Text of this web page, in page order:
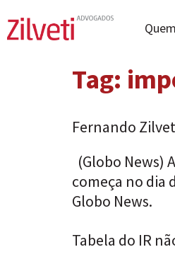
Tag:
Fernando
(Globo News)
começa no dia
Globo News.
Tabela do IR